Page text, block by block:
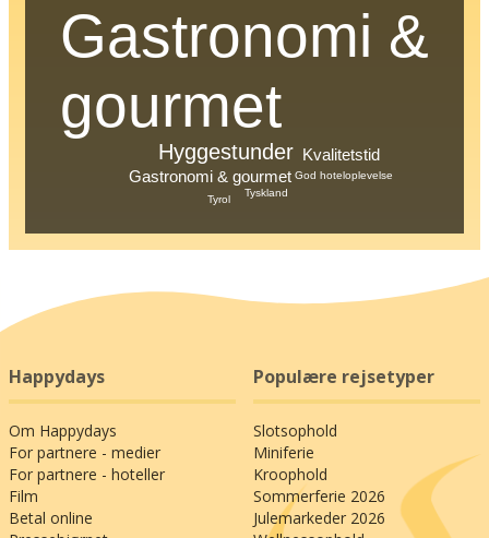
Gastronomi &
gourmet
Hyggestunder
Gastronomi & gourmet
Kvalitetstid
God hoteloplevelse
Tyskland
Tyrol
Happydays
Om Happydays
For partnere - medier
For partnere - hoteller
Film
Betal online
Populære rejsetyper
Slotsophold
Miniferie
Kroophold
Sommerferie 2026
Julemarkeder 2026